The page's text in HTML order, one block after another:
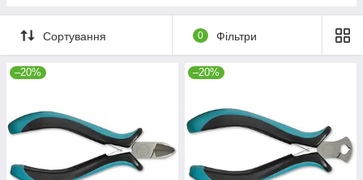
Сортування 0 Фільтри
–20% –20%